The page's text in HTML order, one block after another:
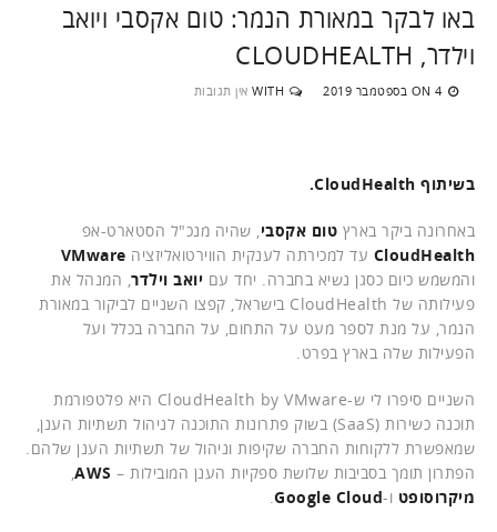
באו לבקר במאורת הנמר: טום אקסבי ויואב
וילדר, CLOUDHEALTH
ON 4 בספטמבר 2019 WITH אין תגובות
בשיתוף CloudHealth.
באחרונה ביקר בארץ טום אקסבי, שהיה מנכ"ל הסטארט-אפ
CloudHealth עד למכירתה לענקית הווירטואליזציה VMware
והמשמש כיום כסגן נשיא בחברה. יחד עם יואב וילדר, המנהל את
פעילותה של CloudHealth בישראל, קפצו השניים לביקור במאורת
הנמר, על מנת לספר מעט על התחום, על החברה בכלל ועל
הפעילות שלה בארץ בפרט.
השניים סיפרו לי ש-CloudHealth by VMware היא פלטפורמת
תוכנה כשירות (SaaS) בשוק פתרונות התוכנה לניהול תשתיות הענן,
שמאפשרת ללקוחות החברה שקיפות וניהול של תשתיות הענן שלהם.
הפתרון תומך בסביבות שלושת ספקיות הענן המובילות – AWS
,
מיקרוסופט ו-Google Cloud
.